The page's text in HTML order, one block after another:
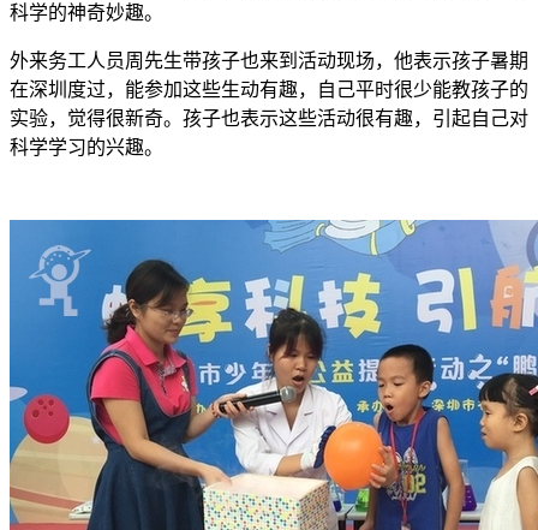
科学的神奇妙趣。
外来务工人员周先生带孩子也来到活动现场，他表示孩子暑期
在深圳度过，能参加这些生动有趣，自己平时很少能教孩子的
实验，觉得很新奇。孩子也表示这些活动很有趣，引起自己对
科学学习的兴趣。